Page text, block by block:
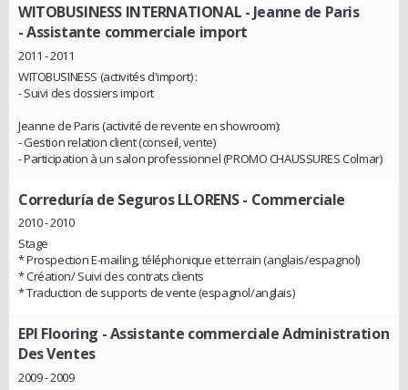
WITOBUSINESS INTERNATIONAL - Jeanne de Paris
- Assistante commerciale import
2011 - 2011
WITOBUSINESS (activités d'import) :
- Suivi des dossiers import
Jeanne de Paris (activité de revente en showroom):
- Gestion relation client (conseil, vente)
- Participation à un salon professionnel (PROMO CHAUSSURES Colmar)
Correduría de Seguros LLORENS- Commerciale
2010 - 2010
Stage
* Prospection E-mailing, téléphonique et terrain (anglais/espagnol)
* Création/ Suivi des contrats clients
* Traduction de supports de vente (espagnol/anglais)
EPI Flooring - Assistante commerciale Administration
Des Ventes
2009 - 2009